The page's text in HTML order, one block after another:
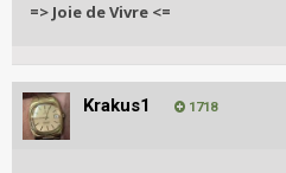
=> Joie de Vivre <=
Krakus1 1718